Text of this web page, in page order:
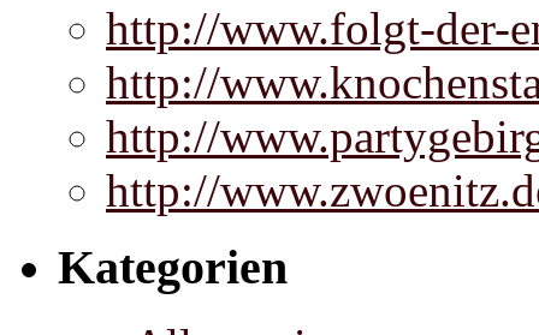
http://www.folgt-der-
http://
http://
http://
Kategorien